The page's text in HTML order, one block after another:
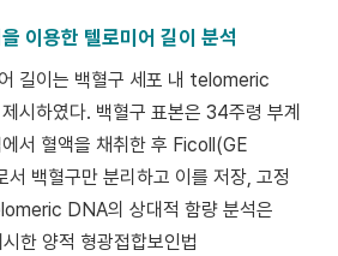
이용한 텔로미어 길이 분석
길이는 백혈구 세포 내 telomeric
시하였다. 백혈구 표본은 34주령 부계
서 혈액을 채취한 후 Ficoll(GE
백혈구만 분리하고 이를 저장, 고정
DNA의 상대적 함량 분석은
한 양적 형광접합보인법